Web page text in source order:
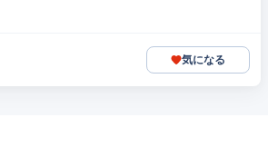
気になる